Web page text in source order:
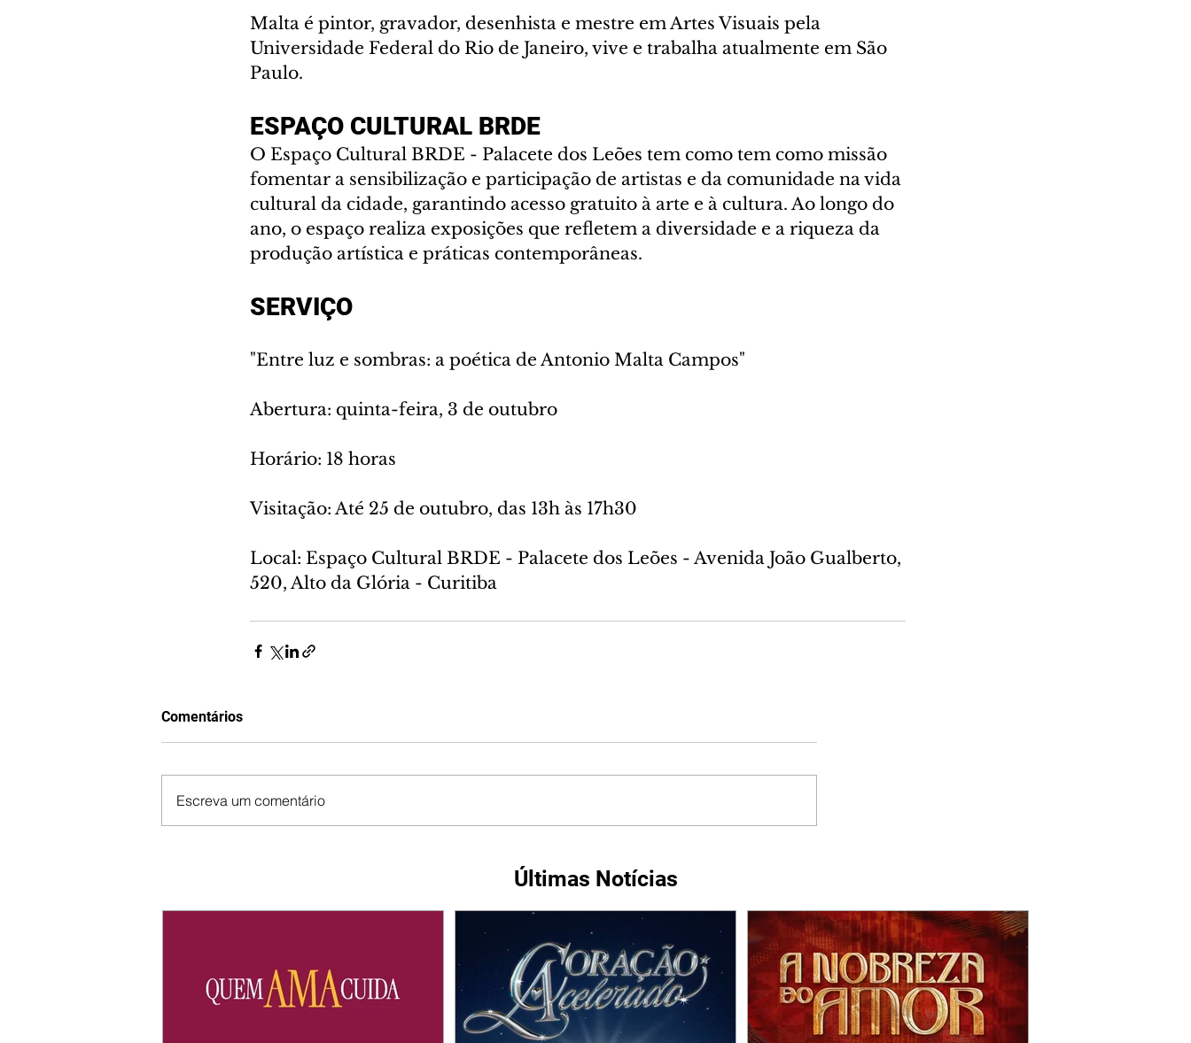
Malta é pintor, gravador, desenhista e mestre em Artes Visuais pela
Universidade Federal do Rio de Janeiro, vive e trabalha atualmente em São
Paulo.
ESPAÇO CULTURAL BRDE
O Espaço Cultural BRDE - Palacete dos Leões tem como tem como missão
fomentar a sensibilização e participação de artistas e da comunidade na vida
cultural da cidade, garantindo acesso gratuito à arte e à cultura. Ao longo do
ano, o espaço realiza exposições que refletem a diversidade e a riqueza da
produção artística e práticas contemporâneas.
SERVIÇO
"Entre luz e sombras: a poética de Antonio Malta Campos"
Abertura: quinta-feira, 3 de outubro
Horário: 18 horas
Visitação: Até 25 de outubro, das 13h às 17h30
Local: Espaço Cultural BRDE - Palacete dos Leões - Avenida João Gualberto,
520, Alto da Glória - Curitiba
Comentários
Escreva um comentário
Últimas Notícias